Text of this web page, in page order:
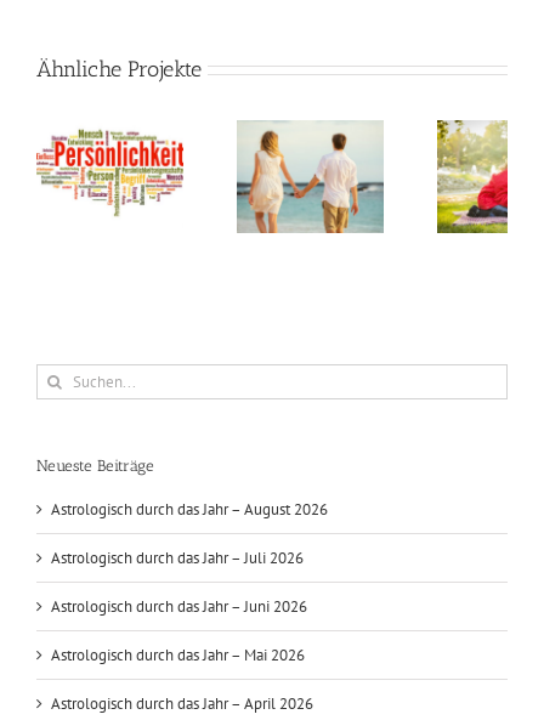
Ähnliche Projekte
Partnerhoroskop Kinderhoroskop
Suche
nach:
Neueste Beiträge
Astrologisch durch das Jahr – August 2026
Astrologisch durch das Jahr – Juli 2026
Astrologisch durch das Jahr – Juni 2026
Astrologisch durch das Jahr – Mai 2026
Astrologisch durch das Jahr – April 2026